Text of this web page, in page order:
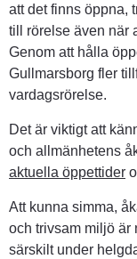
att det finns öppna,
till rörelse även när
Genom att hålla
Gullmarsborg fler
vardagsrörelse.
Det är viktigt att
och allmänhetens
aktuella öppettider
Att kunna simma,
och trivsam miljö är
särskilt under